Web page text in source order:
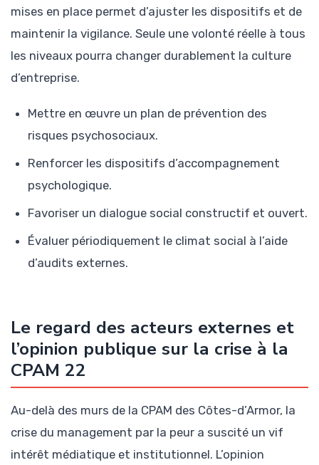
mises en place permet d’ajuster les dispositifs et de
maintenir la vigilance. Seule une volonté réelle à tous
les niveaux pourra changer durablement la culture
d’entreprise.
Mettre en œuvre un plan de prévention des
risques psychosociaux.
Renforcer les dispositifs d’accompagnement
psychologique.
Favoriser un dialogue social constructif et ouvert.
Évaluer périodiquement le climat social à l’aide
d’audits externes.
Le regard des acteurs externes et
l’opinion publique sur la crise à la
CPAM 22
Au-delà des murs de la CPAM des Côtes-d’Armor, la
crise du management par la peur a suscité un vif
intérêt médiatique et institutionnel. L’opinion